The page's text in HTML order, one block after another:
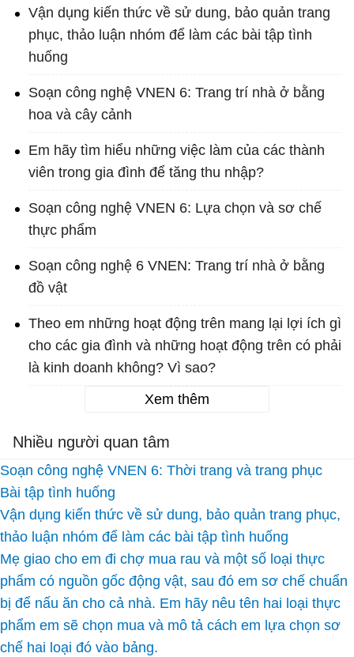
Vận dụng kiến thức về sử dung, bảo quản trang
phục, thảo luận nhóm để làm các bài tập tình
huống
Soạn công nghệ VNEN 6: Trang trí nhà ở bằng
hoa và cây cảnh
Em hãy tìm hiểu những việc làm của các thành
viên trong gia đình để tăng thu nhập?
Soạn công nghệ VNEN 6: Lựa chọn và sơ chế
thực phẩm
Soạn công nghệ 6 VNEN: Trang trí nhà ở bằng
đồ vật
Theo em những hoạt động trên mang lại lợi ích gì
cho các gia đình và những hoạt động trên có phải
là kinh doanh không? Vì sao?
Xem thêm
Nhiều người quan tâm
Soạn công nghệ VNEN 6: Thời trang và trang phục
Bài tập tình huống
Vận dụng kiến thức về sử dung, bảo quản trang phục,
thảo luận nhóm để làm các bài tập tình huống
Mẹ giao cho em đi chợ mua rau và một số loại thực
phẩm có nguồn gốc động vật, sau đó em sơ chế chuẩn
bị để nấu ăn cho cả nhà. Em hãy nêu tên hai loại thực
phẩm em sẽ chọn mua và mô tả cách em lựa chọn sơ
chế hai loại đó vào bảng.